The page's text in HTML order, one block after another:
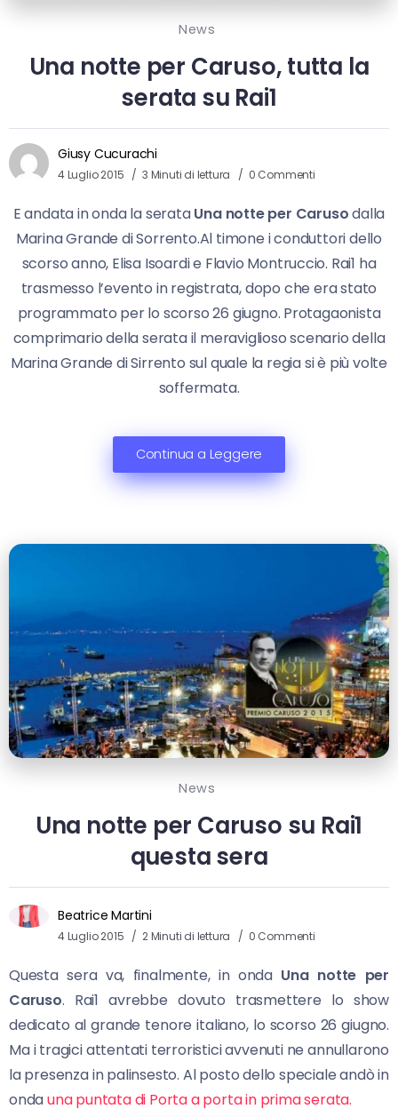
News
Una notte per Caruso, tutta la
serata su Rai1
Giusy Cucurachi
4 Luglio 2015 3 Minuti di lettura 0 Commenti
E andata in onda la serataUna notte per Carusodalla
Marina Grande di Sorrento.Al timone i conduttori dello
scorso anno, Elisa Isoardi e Flavio Montruccio. Rai1 ha
trasmesso l’evento in registrata, dopo che era stato
programmato per lo scorso 26 giugno. Protagaonista
comprimario della serata il meraviglioso scenario della
Marina Grande di Sirrento sul quale la regia si è più volte
soffermata.
Continua a Leggere
News
Una notte per Caruso su Rai1
questa sera
Beatrice Martini
4 Luglio 2015 2 Minuti di lettura 0 Commenti
Questa sera va, finalmente, in onda Una notte per
Caruso. Rai1 avrebbe dovuto trasmettere lo show
dedicato al grande tenore italiano, lo scorso 26 giugno.
Ma i tragici attentati terroristici avvenuti ne annullarono
la presenza in palinsesto. Al posto dello speciale andò in
ondauna puntata di Porta a porta in prima serata.